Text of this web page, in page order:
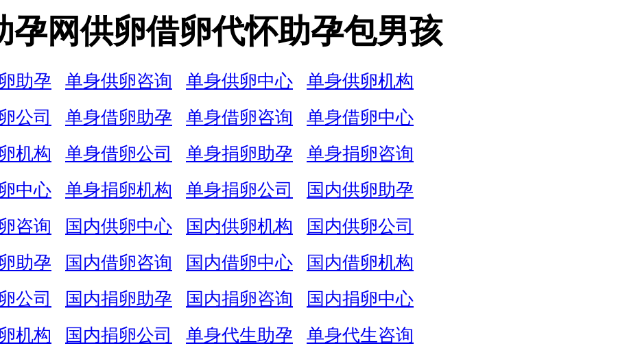
孕网供卵借卵代怀助孕包男孩
助孕 单身供卵咨询 单身供卵中心
单身供卵机构
公司
单身借卵助孕 单身借卵咨询
单身借卵中心
机构
单身借卵公司 单身捐卵助孕
单身捐卵咨询
中心
单身捐卵机构 单身捐卵公司
国内供卵助孕
咨询
国内供卵中心 国内供卵机构
国内供卵公司
助孕
国内借卵咨询 国内借卵中心
国内借卵机构
公司
国内捐卵助孕 国内捐卵咨询
国内捐卵中心
机构
国内捐卵公司 单身代生助孕
单身代生咨询